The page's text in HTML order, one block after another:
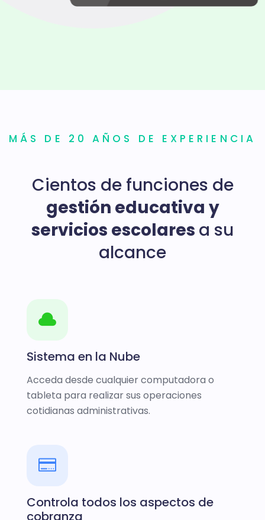
MÁS DE 20 AÑOS DE EXPERIENCIA
Cientos de funciones de
gestión educativa y
servicios escolares a su
alcance
Sistema en la Nube
Acceda desde cualquier computadora o
tableta para realizar sus operaciones
cotidianas administrativas.
Controla todos los aspectos de